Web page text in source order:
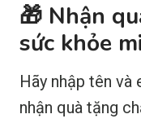
🎁 Nhận
sức khỏe
Hãy nhập tên
nhận quà tặng